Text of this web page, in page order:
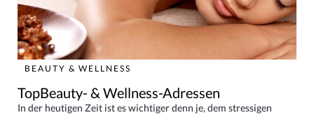
BEAUTY & WELLNESS
TopBeauty- & Wellness-Adressen
In der heutigen Zeit ist es wichtiger denn je, dem stressigen